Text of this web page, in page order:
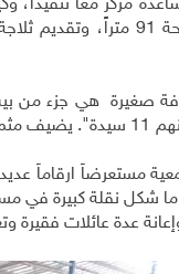
أكباش، مع توسعة للبركس
هي جزء من بيت
اعضائها بالانتخاب من
مستعرضاً ارقاماً
عدة عائلات